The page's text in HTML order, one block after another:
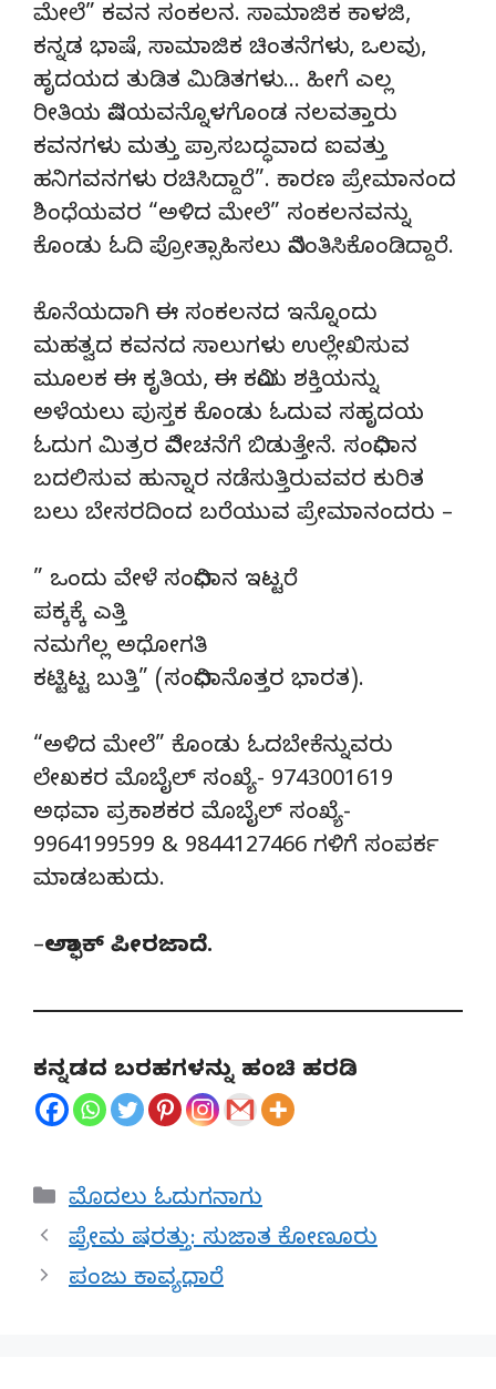
ಮೇಲೆ” ಕವನ ಸಂಕಲನ. ಸಾಮಾಜಿಕ ಕಾಳಜಿ,
ಕನ್ನಡ ಭಾಷೆ, ಸಾಮಾಜಿಕ ಚಿಂತನೆಗಳು, ಒಲವು,
ಹೃದಯದ ತುಡಿತ ಮಿಡಿತಗಳು… ಹೀಗೆ ಎಲ್ಲ
ರೀತಿಯ ವಿಷಯವನ್ನೊಳಗೊಂಡ ನಲವತ್ತಾರು
ಕವನಗಳು ಮತ್ತು ಪ್ರಾಸಬದ್ಧವಾದ ಐವತ್ತು
ಹನಿಗವನಗಳು ರಚಿಸಿದ್ದಾರೆ”. ಕಾರಣ ಪ್ರೇಮಾನಂದ
ಶಿಂಧೆಯವರ “ಅಳಿದ ಮೇಲೆ” ಸಂಕಲನವನ್ನು
ಕೊಂಡು ಓದಿ ಪ್ರೋತ್ಸಾಹಿಸಲು ವಿನಂತಿಸಿಕೊಂಡಿದ್ದಾರೆ.
ಕೊನೆಯದಾಗಿ ಈ ಸಂಕಲನದ ಇನ್ನೊಂದು
ಮಹತ್ವದ ಕವನದ ಸಾಲುಗಳು ಉಲ್ಲೇಖಿಸುವ
ಮೂಲಕ ಈ ಕೃತಿಯ, ಈ ಕವಿಯ ಶಕ್ತಿಯನ್ನು
ಅಳೆಯಲು ಪುಸ್ತಕ ಕೊಂಡು ಓದುವ ಸಹೃದಯ
ಓದುಗ ಮಿತ್ರರ ವಿವೇಚನೆಗೆ ಬಿಡುತ್ತೇನೆ. ಸಂವಿಧಾನ
ಬದಲಿಸುವ ಹುನ್ನಾರ ನಡೆಸುತ್ತಿರುವವರ ಕುರಿತ
ಬಲು ಬೇಸರದಿಂದ ಬರೆಯುವ ಪ್ರೇಮಾನಂದರು –
” ಒಂದು ವೇಳೆ ಸಂವಿಧಾನ ಇಟ್ಟರೆ
ಪಕ್ಕಕ್ಕೆ ಎತ್ತಿ
ನಮಗೆಲ್ಲ ಅಧೋಗತಿ
ಕಟ್ಟಿಟ್ಟ ಬುತ್ತಿ” (ಸಂವಿಧಾನೊತ್ತರ ಭಾರತ).
“ಅಳಿದ ಮೇಲೆ” ಕೊಂಡು ಓದಬೇಕೆನ್ನುವರು
ಲೇಖಕರ ಮೊಬೈಲ್ ಸಂಖ್ಯೆ- 9743001619
ಅಥವಾ ಪ್ರಕಾಶಕರ ಮೊಬೈಲ್ ಸಂಖ್ಯೆ-
9964199599 & 9844127466 ಗಳಿಗೆ ಸಂಪರ್ಕ
ಮಾಡಬಹುದು.
–ಅಶ್ಫಾಕ್ ಪೀರಜಾದೆ.
ಕನ್ನಡದ ಬರಹಗಳನ್ನು ಹಂಚಿ ಹರಡಿ
Categories
ಮೊದಲು ಓದುಗನಾಗು
ಪ್ರೇಮ ಷರತ್ತು: ಸುಜಾತ ಕೋಣೂರು
ಪಂಜು ಕಾವ್ಯಧಾರೆ